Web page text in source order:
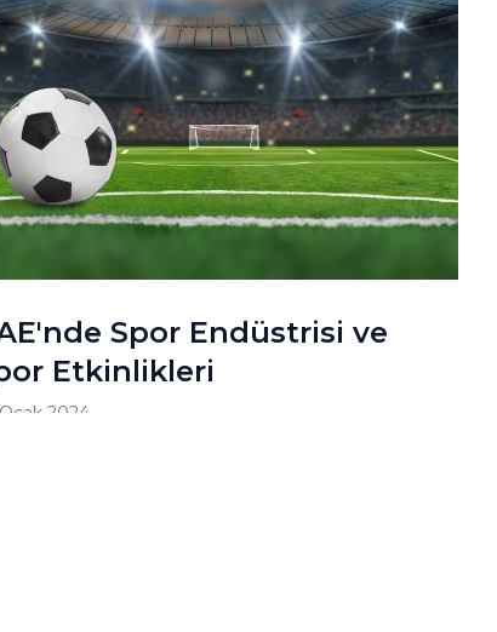
Spor Endüstrisi ve
Etkinlikleri
2024